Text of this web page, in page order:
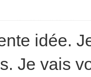
idée.
Je vais